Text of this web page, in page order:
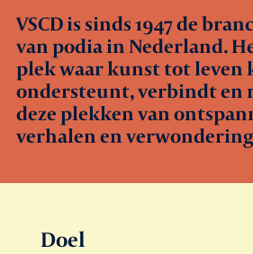
Netwerk & service
Lid worden
Agenda
Leden
Nieuws
VSCD is sinds 1947 de
van podia in Nederland.
plek waar kunst tot leven
ondersteunt, verbindt en
deze plekken van
verhalen en
Doel